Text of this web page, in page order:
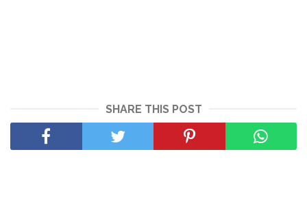
SHARE THIS POST